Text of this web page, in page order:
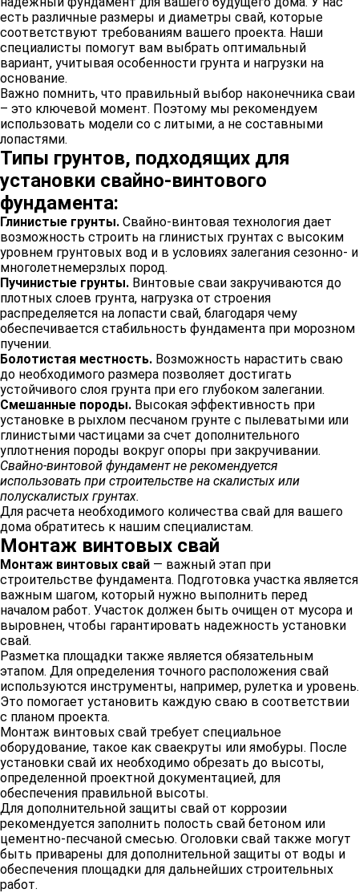
есть различные размеры и диаметры свай, которые
соответствуют требованиям вашего проекта. Наши
специалисты помогут вам выбрать оптимальный
вариант, учитывая особенности грунта и нагрузки на
основание.
Важно помнить, что правильный выбор наконечника сваи
– это ключевой момент. Поэтому мы рекомендуем
использовать модели со с литыми, а не составными
лопастями.
Типы грунтов, подходящих для
установки свайно-винтового
фундамента:
Глинистые грунты. Свайно-винтовая технология дает
возможность строить на глинистых грунтах с высоким
уровнем грунтовых вод и в условиях залегания сезонно- и
многолетнемерзлых пород.
Пучинистые грунты. Винтовые сваи закручиваются до
плотных слоев грунта, нагрузка от строения
распределяется на лопасти свай, благодаря чему
обеспечивается стабильность фундамента при морозном
пучении.
Болотистая местность. Возможность нарастить сваю
до необходимого размера позволяет достигать
устойчивого слоя грунта при его глубоком залегании.
Смешанные породы. Высокая эффективность при
установке в рыхлом песчаном грунте с пылеватыми или
глинистыми частицами за счет дополнительного
уплотнения породы вокруг опоры при закручивании.
Свайно-винтовой фундамент не рекомендуется
использовать при строительстве на скалистых или
полускалистых грунтах.
Для расчета необходимого количества свай для вашего
дома обратитесь к нашим специалистам.
Монтаж винтовых свай
Монтаж винтовых свай — важный этап при
строительстве фундамента. Подготовка участка является
важным шагом, который нужно выполнить перед
началом работ. Участок должен быть очищен от мусора и
выровнен, чтобы гарантировать надежность установки
свай.
Разметка площадки также является обязательным
этапом. Для определения точного расположения свай
используются инструменты, например, рулетка и уровень.
Это помогает установить каждую сваю в соответствии
с планом проекта.
Монтаж винтовых свай требует специальное
оборудование, такое как сваекруты или ямобуры. После
установки свай их необходимо обрезать до высоты,
определенной проектной документацией, для
обеспечения правильной высоты.
Для дополнительной защиты свай от коррозии
рекомендуется заполнить полость свай бетоном или
цементно-песчаной смесью. Оголовки свай также могут
быть приварены для дополнительной защиты от воды и
обеспечения площадки для дальнейших строительных
работ.